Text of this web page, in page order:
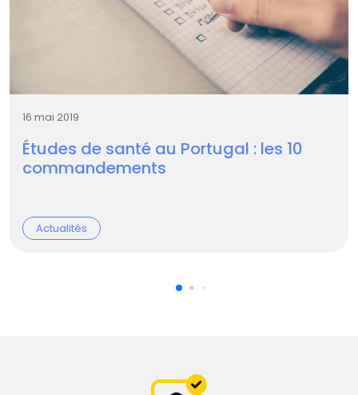
16 mai 2019
Études de santé au Portugal : les 10
commandements
Actualités